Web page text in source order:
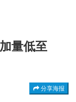
量低至
分享海报